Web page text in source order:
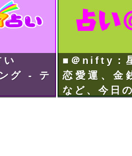
グ - テ
■＠nifty：
恋愛運、金
など、今日